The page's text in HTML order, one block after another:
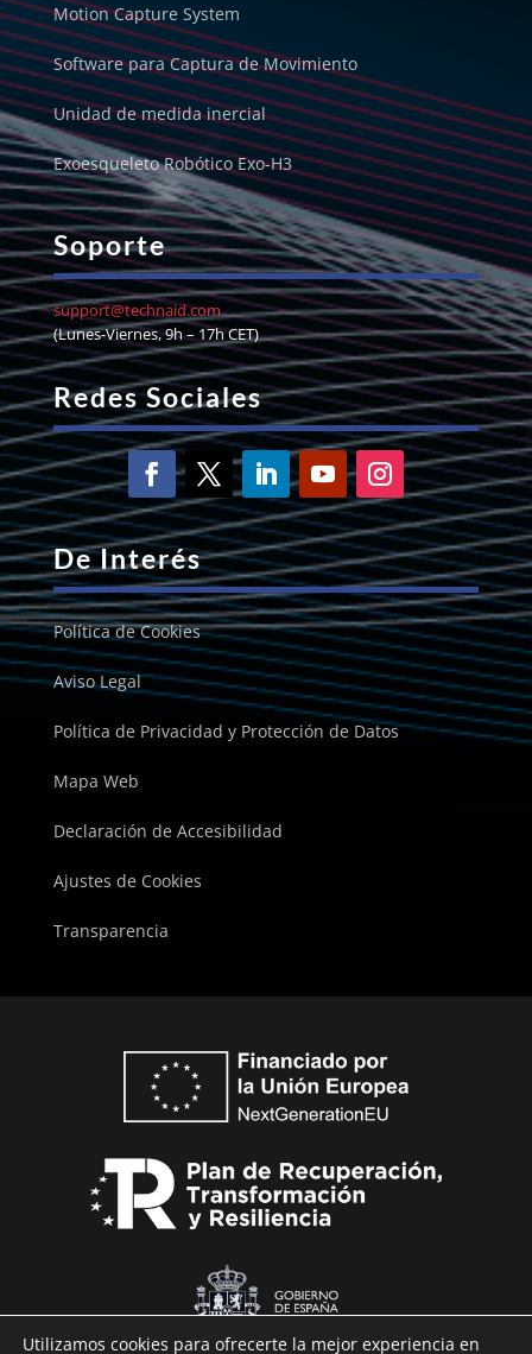
Motion Capture System
Software para Captura de Movimiento
Unidad de medida inercial
Exoesqueleto Robótico Exo-H3
Soporte
support@technaid.com
(Lunes-Viernes, 9h – 17h CET)
Redes Sociales
De Interés
Política de Cookies
Aviso Legal
Política de Privacidad y Protección de Datos
Mapa Web
Declaración de Accesibilidad
Ajustes de Cookies
Transparencia
Utilizamos cookies para ofrecerte la mejor experiencia en